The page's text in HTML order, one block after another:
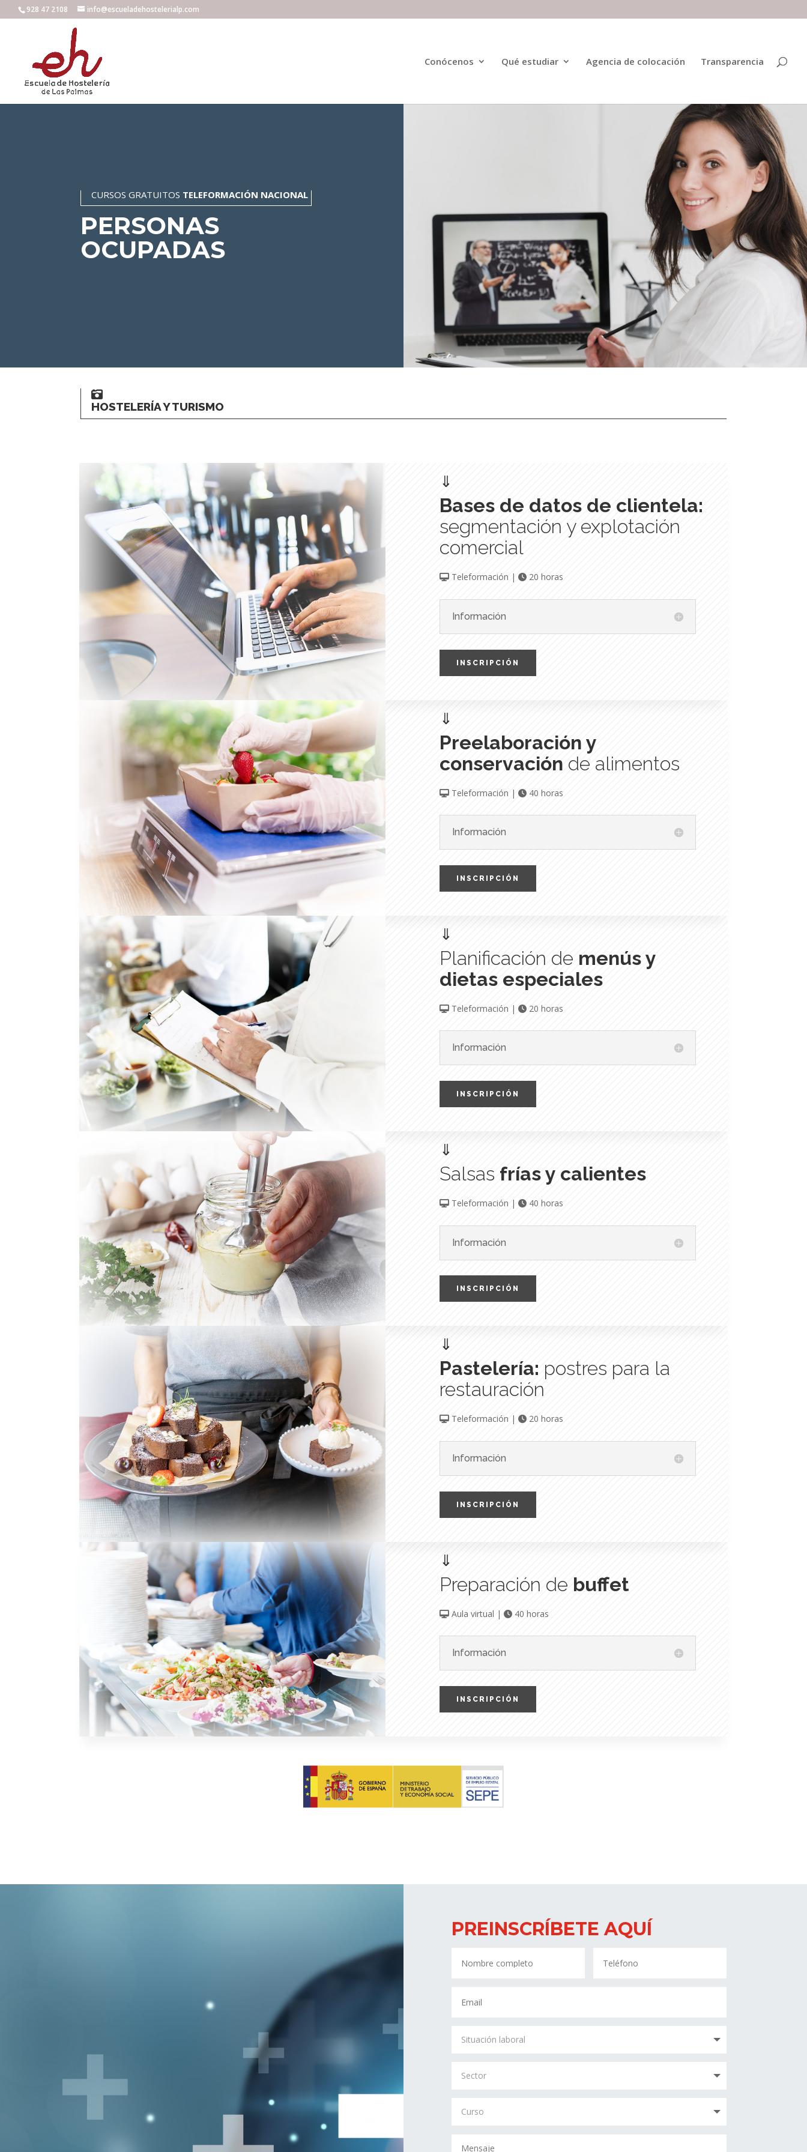
928 47 2108 info@escueladehostelerialp.com
Conócenos Qué estudiar Agencia de colocación Transparencia
CURSOS GRATUITOS TELEFORMACIÓN NACIONAL
PERSONAS
OCUPADAS
HOSTELERÍA Y TURISMO
⇓
Bases de datos de clientela:
segmentación y explotación
comercial
Teleformación | 20 horas
Información
INSCRIPCIÓN
⇓
Preelaboración y
conservación de alimentos
Teleformación | 40 horas
Información
INSCRIPCIÓN
⇓
Planificación de menús y
dietas especiales
Teleformación | 20 horas
Información
INSCRIPCIÓN
⇓
Salsas frías y calientes
Teleformación | 40 horas
Información
INSCRIPCIÓN
⇓
Pastelería: postres para la
restauración
Teleformación | 20 horas
Información
INSCRIPCIÓN
⇓
Preparación de buffet
Aula virtual | 40 horas
Información
INSCRIPCIÓN
PREINSCRÍBETE AQUÍ